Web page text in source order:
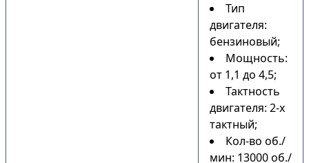
Тип
двигателя:
бензиновый;
Мощность:
от 1,1 до 4,5;
Тактность
двигателя: 2-х
тактный;
Кол-во об./
мин: 13000 об./